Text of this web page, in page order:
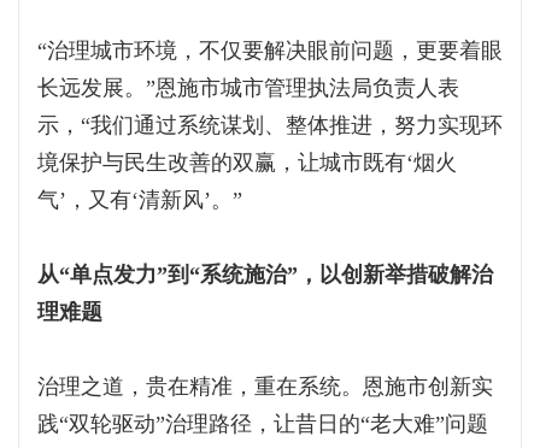
“治理城市环境，不仅要解决眼前问题，更要着眼
长远发展。”恩施市城市管理执法局负责人表
示，“我们通过系统谋划、整体推进，努力实现环
境保护与民生改善的双赢，让城市既有‘烟火
气’，又有‘清新风’。”
从“单点发力”到“系统施治”，以创新举措破解治
理难题
治理之道，贵在精准，重在系统。恩施市创新实
践“双轮驱动”治理路径，让昔日的“老大难”问题